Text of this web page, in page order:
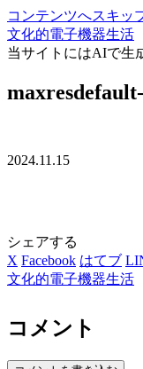
コンテンツへスキッ
文化的電子機器生活
当サイトにはAIで生
2024.11.15
シェアする
X Facebook はてブ
文化的電子機器生活
コメント